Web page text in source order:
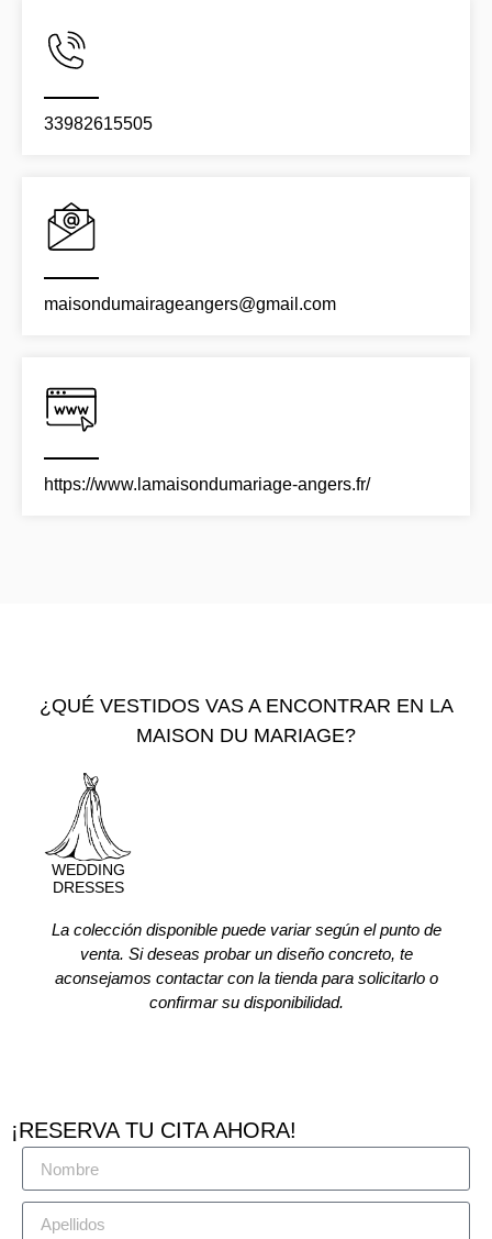
33982615505
maisondumairageangers@gmail.com
https://www.lamaisondumariage-angers.fr/
¿QUÉ VESTIDOS VAS A ENCONTRAR EN LA
MAISON DU MARIAGE?
WEDDING
DRESSES
La colección disponible puede variar según el punto de
venta. Si deseas probar un diseño concreto, te
aconsejamos contactar con la tienda para solicitarlo o
confirmar su disponibilidad.
¡RESERVA TU CITA AHORA!